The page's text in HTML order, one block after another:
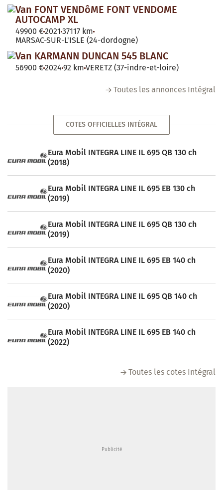
Van FONT VENDôME FONT VENDOME
AUTOCAMP XL
49900 €2021 37117 km
MARSAC-SUR-L'ISLE (24-dordogne)
Van KARMANN DUNCAN 545 BLANC
56900 €2024 92 km VERETZ (37-indre-et-loire)
Toutes les annonces Intégral
COTES OFFICIELLES INTÉGRAL
Eura Mobil INTEGRA LINE IL 695 QB 130 ch
(2018)
Eura Mobil INTEGRA LINE IL 695 EB 130 ch
(2019)
Eura Mobil INTEGRA LINE IL 695 QB 130 ch
(2019)
Eura Mobil INTEGRA LINE IL 695 EB 140 ch
(2020)
Eura Mobil INTEGRA LINE IL 695 QB 140 ch
(2020)
Eura Mobil INTEGRA LINE IL 695 EB 140 ch
(2022)
Toutes les cotes Intégral